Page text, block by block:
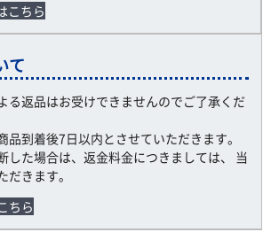
こちら
て
る返品はお受けできませんのでご了承くだ
品到着後7日以内とさせていただきます。
した場合は、返金料金につきましては、 当
きます。
ちら